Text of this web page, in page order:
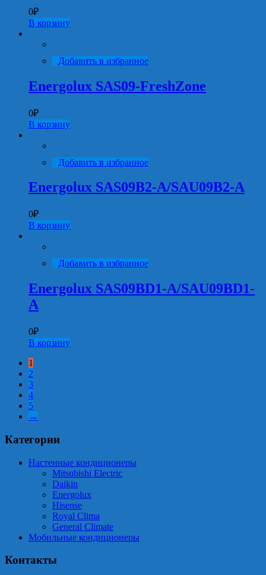
0₽
В корзину
Добавить в избранное
Energolux SAS09-FreshZone
0₽
В корзину
Добавить в избранное
Energolux SAS09B2-A/SAU09B2-A
0₽
В корзину
Добавить в избранное
Energolux SAS09BD1-A/SAU09BD1-
A
0₽
В корзину
1
2
3
4
5
→
Категории
Настенные кондиционеры
Mitsubishi Electric
Daikin
Energolux
Hisense
Royal Clima
General Climate
Мобильные кондиционеры
Контакты